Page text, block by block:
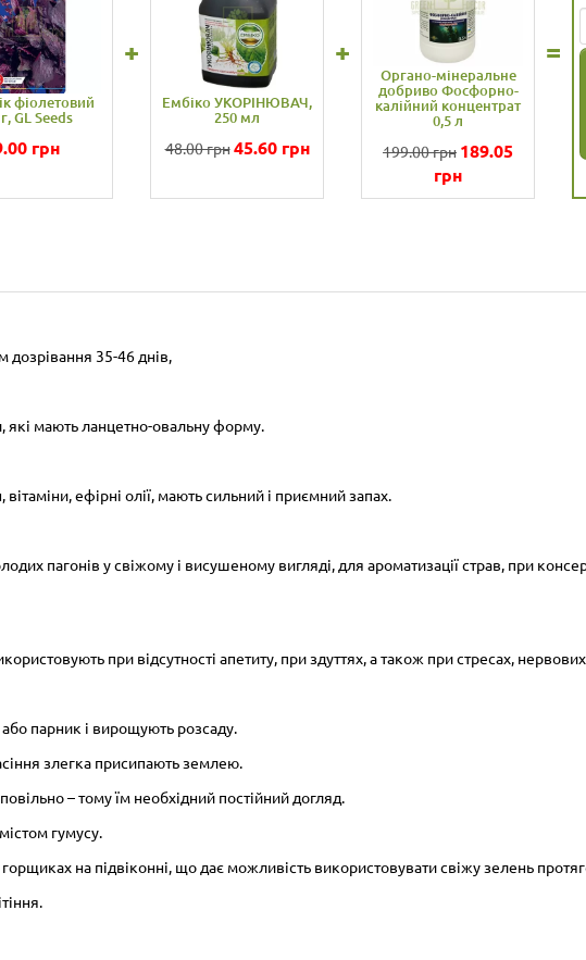
Базилік фіолетовий
0,5 г, GL Seeds
+
Органо-мінеральне
добриво Азотний
концентрат 0,5 л
+
Укорінювач
саджанців,
розсади
59.50 грн
дозрівання 35-46 днів,
які мають ланцетно-овальну форму.
ефірні олії, мають сильний і приємний запах.
пагонів у свіжому і висушеному вигляді, для ароматизації страв, при
при відсутності апетиту, при здуттях, а також при стресах,
парник і вирощують розсаду.
злегка присипають землею.
– тому їм необхідний постійний догляд.
гумусу.
на підвіконні, що дає можливість використовувати свіжу зелень